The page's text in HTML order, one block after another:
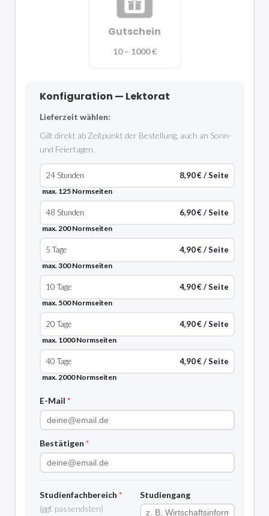
Gutschein
10 – 1000 €
Konfiguration — Lektorat
Lieferzeit wählen:
Gilt direkt ab Zeitpunkt der Bestellung, auch an Sonn-
und Feiertagen.
24 Stunden 8,90 € / Seite
max. 125 Normseiten
48 Stunden 6,90 € / Seite
max. 200 Normseiten
5 Tage 4,90 € / Seite
max. 300 Normseiten
10 Tage 4,90 € / Seite
max. 500 Normseiten
20 Tage 4,90 € / Seite
max. 1000 Normseiten
40 Tage 4,90 € / Seite
max. 2000 Normseiten
E-Mail *
Bestätigen *
Studienfachbereich *
(ggf. passendsten)
Studiengang